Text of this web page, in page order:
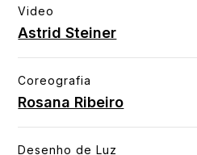
Video
Astrid Steiner
Coreografia
Rosana Ribeiro
Desenho de Luz